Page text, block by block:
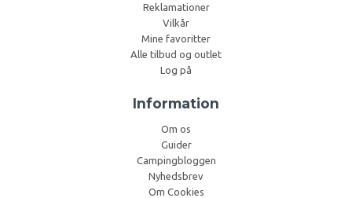
Reklamationer
Vilkår
Mine favoritter
Alle tilbud og outlet
Log på
Information
Om os
Guider
Campingbloggen
Nyhedsbrev
Om Cookies